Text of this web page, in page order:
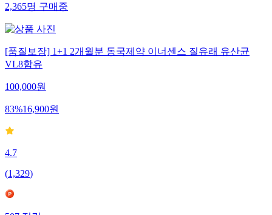
2,365명구매중
[품질보장] 1+1 2개월분 동국제약 이너센스 질유래 유산균
VL8함유
100,000원
83%16,900원
4.7
(1,329)